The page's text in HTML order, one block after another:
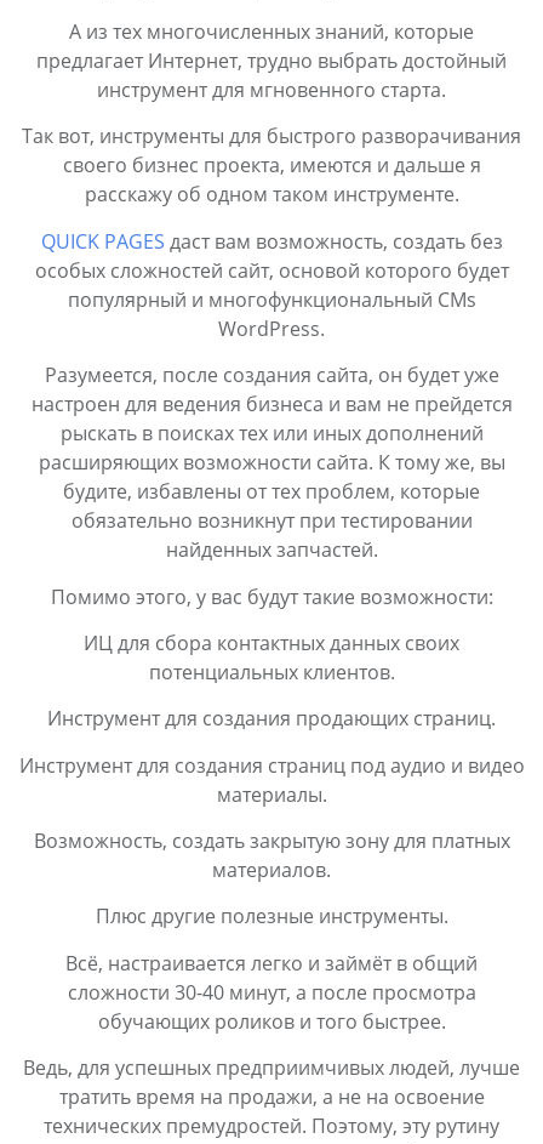
А из тех многочисленных знаний, которые
предлагает Интернет, трудно выбрать достойный
инструмент для мгновенного старта.
Так вот, инструменты для быстрого разворачивания
своего бизнес проекта, имеются и дальше я
расскажу об одном таком инструменте.
QUICK PAGES даст вам возможность, создать без
особых сложностей сайт, основой которого будет
популярный и многофункциональный CMs
WordPress.
Разумеется, после создания сайта, он будет уже
настроен для ведения бизнеса и вам не прейдется
рыскать в поисках тех или иных дополнений
расширяющих возможности сайта. К тому же, вы
будите, избавлены от тех проблем, которые
обязательно возникнут при тестировании
найденных запчастей.
Помимо этого, у вас будут такие возможности:
ИЦ для сбора контактных данных своих
потенциальных клиентов.
Инструмент для создания продающих страниц.
Инструмент для создания страниц под аудио и видео
материалы.
Возможность, создать закрытую зону для платных
материалов.
Плюс другие полезные инструменты.
Всё, настраивается легко и займёт в общий
сложности 30-40 минут, а после просмотра
обучающих роликов и того быстрее.
Ведь, для успешных предприимчивых людей, лучше
тратить время на продажи, а не на освоение
технических премудростей. Поэтому, эту рутину